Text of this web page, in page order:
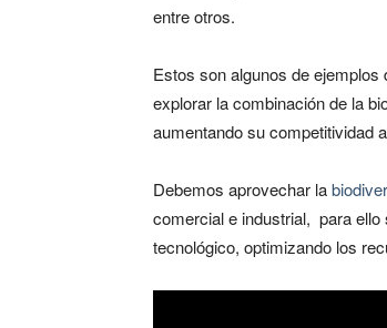
entre otros.
Estos son algunos de
explorar la combinación de la
aumentando su competitividad
Debemos aprovechar la
comercial e industrial, para
tecnológico, optimizando los